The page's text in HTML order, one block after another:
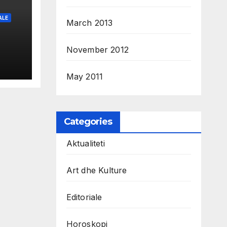
March 2013
November 2012
May 2011
Categories
Aktualiteti
Art dhe Kulture
Editoriale
Horoskopi